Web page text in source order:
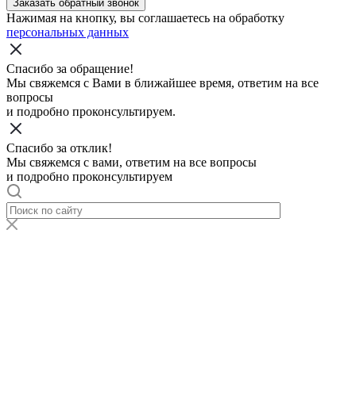
Заказать обратный звонок
Нажимая на кнопку, вы соглашаетесь на обработку
персональных данных
Спасибо за обращение!
Мы свяжемся с Вами в ближайшее время, ответим на все
вопросы
и подробно проконсультируем.
Спасибо за отклик!
Мы свяжемся с вами, ответим на все вопросы
и подробно проконсультируем